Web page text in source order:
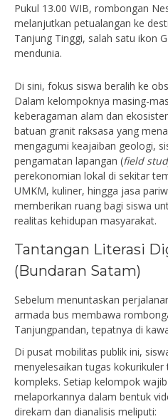
Pukul 13.00 WIB, rombongan
melanjutkan petualangan ke
Tanjung Tinggi, salah satu ikon
mendunia.
Di sini, fokus siswa beralih ke
Dalam kelompoknya masing-
keberagaman alam dan
batuan granit raksasa yang
mengagumi keajaiban geologi,
pengamatan lapangan (field
perekonomian lokal di sekitar
UMKM, kuliner, hingga jasa
memberikan ruang bagi siswa
realitas kehidupan masyarakat.
Tantangan Literasi
(Bundaran Satam)
Sebelum menuntaskan
armada bus membawa
Tanjungpandan, tepatnya di
Di pusat mobilitas publik ini,
menyelesaikan tugas
kompleks. Setiap kelompok
melaporkannya dalam bentuk
direkam dan dianalisis meliputi: